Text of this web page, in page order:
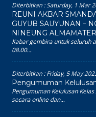
Diterbitkan :Saturday, 1 Mar
REUNI AKBAR
GUYUB SAUYUNAN –
NINEUNG ALMAMATER
Kabar gembira untuk seluruh
08.00...
Diterbitkan :Friday, 5 May
Pengumuman
Pengumuman Kelulusan
secara online dan...